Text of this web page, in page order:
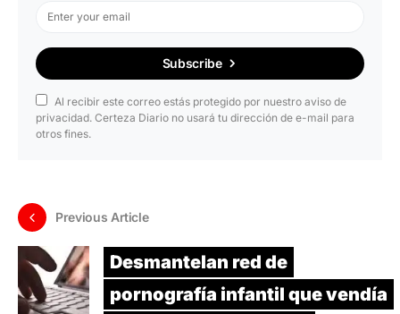
Subscribe
Al recibir este correo estás protegido por nuestro aviso de
privacidad. Certeza Diario no usará tu dirección de e-mail para
otros fines.
Previous Article
Desmantelan red de
pornografía infantil que vendía